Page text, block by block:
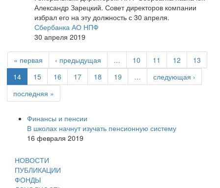
Александр Зарецкий. Совет директоров компании
избрал его на эту должность с 30 апреля.
Сбербанка АО НПФ
30 апреля 2019
« первая ‹ предыдущая … 10 11 12
13
14
15 16 17 18 19 …
следующая ›
последняя »
Финансы и пенсии
В школах начнут изучать пенсионную систему
16 февраля 2019
НОВОСТИ
ПУБЛИКАЦИИ
ФОНДЫ